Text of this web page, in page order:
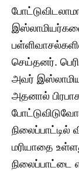
செய்தனர்.
அவர்
அதனால்
நிலைப்பாட்டில்
மரியாதை
நிலைப்பாட்டை